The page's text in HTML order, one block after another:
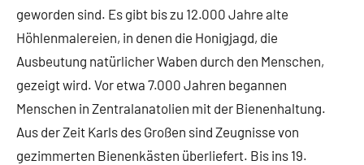
geworden sind. Es gibt bis zu 12.000 Jahre alte
Höhlenmalereien, in denen die Honigjagd, die
Ausbeutung natürlicher Waben durch den Menschen,
gezeigt wird. Vor etwa 7.000 Jahren begannen
Menschen in Zentralanatolien mit der Bienenhaltung.
Aus der Zeit Karls des Großen sind Zeugnisse von
gezimmerten Bienenkästen überliefert. Bis ins 19.